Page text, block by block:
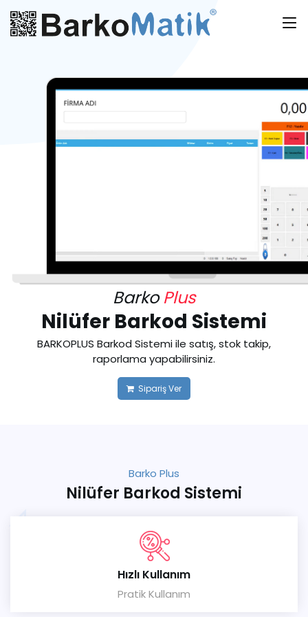
BarkoPlus
Nilüfer Barkod Sistemi
BARKOPLUS Barkod Sistemi ile satış, stok takip,
raporlama yapabilirsiniz.
Sipariş Ver
Barko Plus
Nilüfer Barkod Sistemi
Hızlı Kullanım
Pratik Kullanım